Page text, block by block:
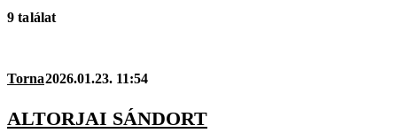
9 találat
Torna2026.01.23. 11:54
ALTORJAI SÁNDORT